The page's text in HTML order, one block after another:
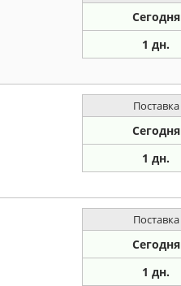
Сегодня
1 дн.
Поставка
Сегодня
1 дн.
Поставка
Сегодня
1 дн.